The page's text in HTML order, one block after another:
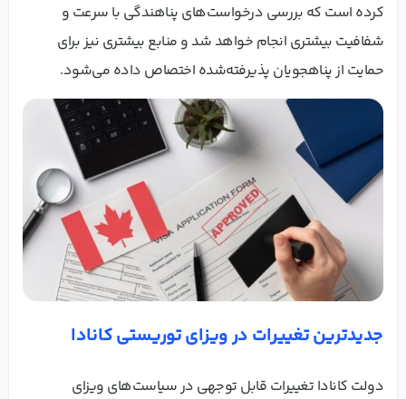
کرده است که بررسی درخواست‌های پناهندگی با سرعت و
شفافیت بیشتری انجام خواهد شد و منابع بیشتری نیز برای
حمایت از پناهجویان پذیرفته‌شده اختصاص داده می‌شود.
جدیدترین تغییرات در ویزای توریستی کانادا
دولت کانادا تغییرات قابل توجهی در سیاست‌های ویزای